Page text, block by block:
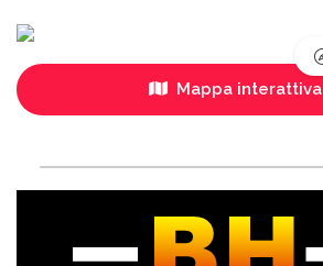
Mappa interattiva